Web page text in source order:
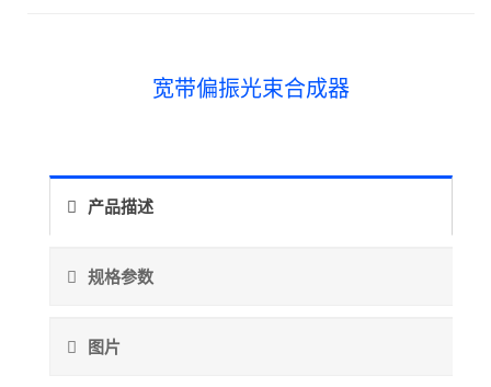
宽带偏振光束合成器
产品描述
规格参数
图片